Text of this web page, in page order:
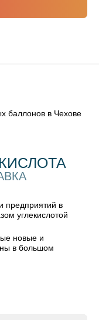
баллонов в Чехове
предприятий в
углекислотой
новые и
в большом